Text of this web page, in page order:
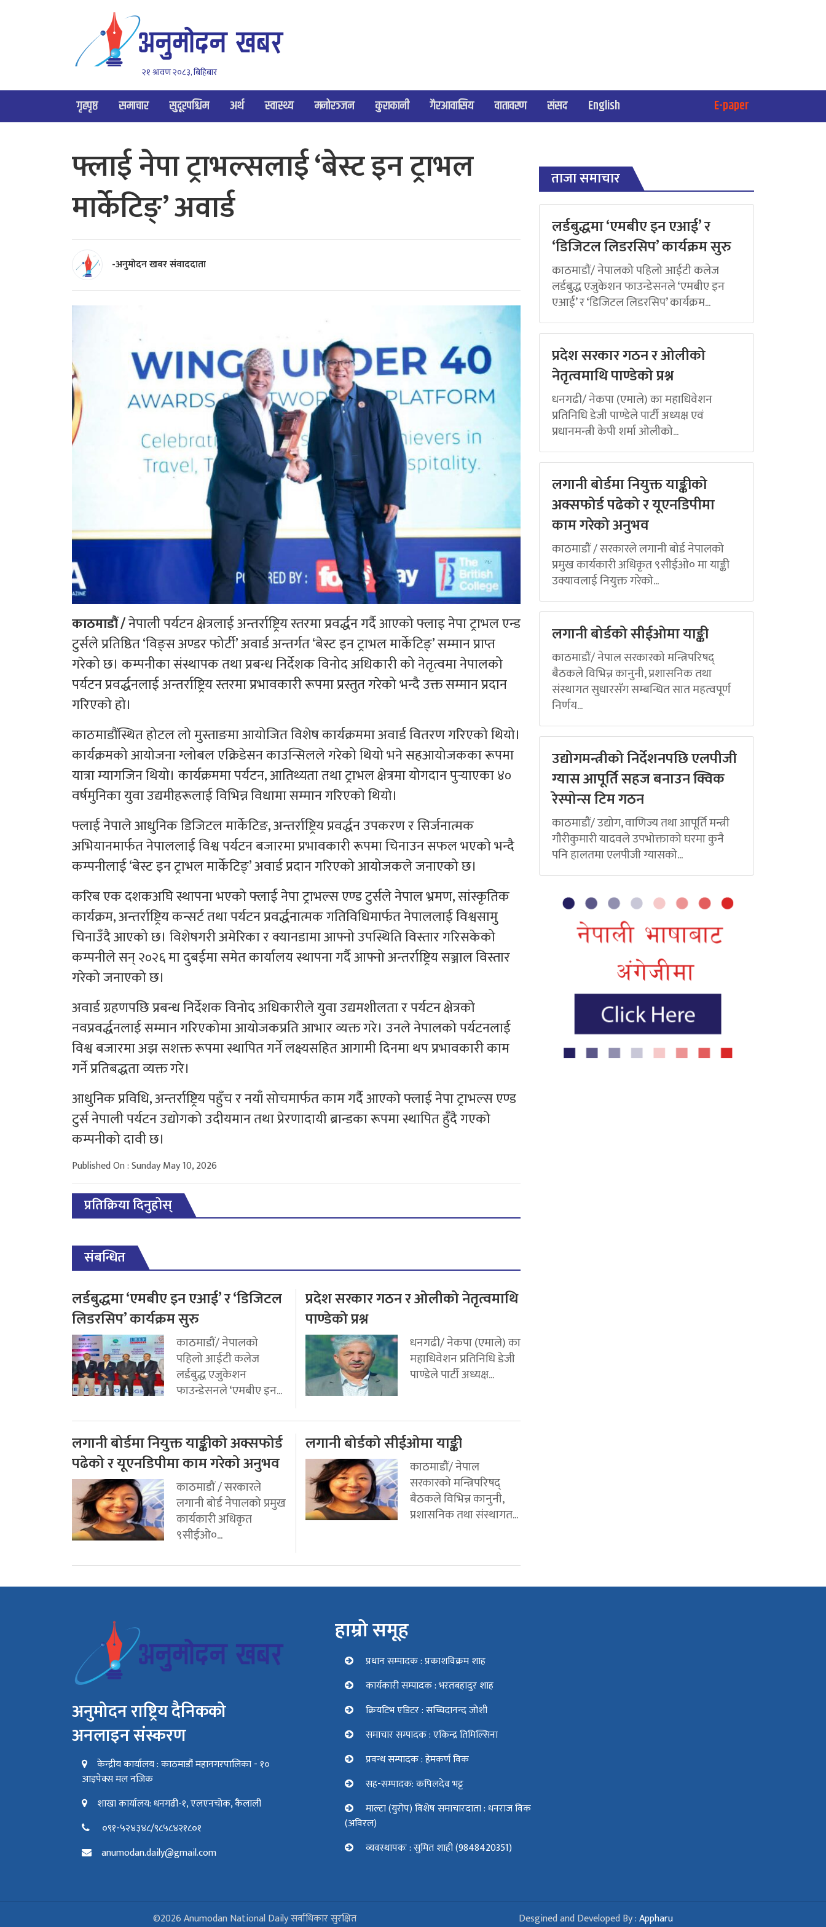
२१ श्रावण २०८३, बिहिबार
गृहपृष्ठ समाचार सुदूरपश्चिम अर्थ स्वास्थ्य मनोरञ्जन कुराकानी गैरआवासिय वातावरण संसद English E-paper
फ्लाई नेपा ट्राभल्सलाई ‘बेस्ट इन ट्राभल
मार्केटिङ्’ अवार्ड
-अनुमोदन खबर संवाददाता
काठमाडौं /नेपाली पर्यटन क्षेत्रलाई अन्तर्राष्ट्रिय स्तरमा प्रवर्द्धन गर्दै आएको फ्लाइ नेपा ट्राभल एन्ड
टुर्सले प्रतिष्ठित ‘विङ्स अण्डर फोर्टी’ अवार्ड अन्तर्गत ‘बेस्ट इन ट्राभल मार्केटिङ्’ सम्मान प्राप्त
गरेको छ। कम्पनीका संस्थापक तथा प्रबन्ध निर्देशक विनोद अधिकारी को नेतृत्वमा नेपालको
पर्यटन प्रवर्द्धनलाई अन्तर्राष्ट्रिय स्तरमा प्रभावकारी रूपमा प्रस्तुत गरेको भन्दै उक्त सम्मान प्रदान
गरिएको हो।
काठमाडौंस्थित होटल लो मुस्ताङमा आयोजित विशेष कार्यक्रममा अवार्ड वितरण गरिएको थियो।
कार्यक्रमको आयोजना ग्लोबल एक्रिडेसन काउन्सिलले गरेको थियो भने सहआयोजकका रूपमा
यात्रा म्यागजिन थियो। कार्यक्रममा पर्यटन, आतिथ्यता तथा ट्राभल क्षेत्रमा योगदान पुर्‍याएका ४०
वर्षमुनिका युवा उद्यमीहरूलाई विभिन्न विधामा सम्मान गरिएको थियो।
फ्लाई नेपाले आधुनिक डिजिटल मार्केटिङ, अन्तर्राष्ट्रिय प्रवर्द्धन उपकरण र सिर्जनात्मक
अभियानमार्फत नेपाललाई विश्व पर्यटन बजारमा प्रभावकारी रूपमा चिनाउन सफल भएको भन्दै
कम्पनीलाई ‘बेस्ट इन ट्राभल मार्केटिङ्’ अवार्ड प्रदान गरिएको आयोजकले जनाएको छ।
करिब एक दशकअघि स्थापना भएको फ्लाई नेपा ट्राभल्स एण्ड टुर्सले नेपाल भ्रमण, सांस्कृतिक
कार्यक्रम, अन्तर्राष्ट्रिय कन्सर्ट तथा पर्यटन प्रवर्द्धनात्मक गतिविधिमार्फत नेपाललाई विश्वसामु
चिनाउँदै आएको छ। विशेषगरी अमेरिका र क्यानडामा आफ्नो उपस्थिति विस्तार गरिसकेको
कम्पनीले सन् २०२६ मा दुबईमा समेत कार्यालय स्थापना गर्दै आफ्नो अन्तर्राष्ट्रिय सञ्जाल विस्तार
गरेको जनाएको छ।
अवार्ड ग्रहणपछि प्रबन्ध निर्देशक विनोद अधिकारीले युवा उद्यमशीलता र पर्यटन क्षेत्रको
नवप्रवर्द्धनलाई सम्मान गरिएकोमा आयोजकप्रति आभार व्यक्त गरे। उनले नेपालको पर्यटनलाई
विश्व बजारमा अझ सशक्त रूपमा स्थापित गर्ने लक्ष्यसहित आगामी दिनमा थप प्रभावकारी काम
गर्ने प्रतिबद्धता व्यक्त गरे।
आधुनिक प्रविधि, अन्तर्राष्ट्रिय पहुँच र नयाँ सोचमार्फत काम गर्दै आएको फ्लाई नेपा ट्राभल्स एण्ड
टुर्स नेपाली पर्यटन उद्योगको उदीयमान तथा प्रेरणादायी ब्रान्डका रूपमा स्थापित हुँदै गएको
कम्पनीको दावी छ।
Published On : Sunday May 10, 2026
प्रतिक्रिया दिनुहोस्
संबन्धित
लर्डबुद्धमा ‘एमबीए इन एआई’ र ‘डिजिटल
लिडरसिप’ कार्यक्रम सुरु
काठमाडौं/ नेपालको
पहिलो आईटी कलेज
लर्डबुद्ध एजुकेशन
फाउन्डेसनले ‘एमबीए इन...
प्रदेश सरकार गठन र ओलीको नेतृत्वमाथि
पाण्डेको प्रश्न
धनगढी/ नेकपा (एमाले) का
महाधिवेशन प्रतिनिधि डेजी
पाण्डेले पार्टी अध्यक्ष...
लगानी बोर्डमा नियुक्त याङ्कीको अक्सफोर्ड
पढेको र यूएनडिपीमा काम गरेको अनुभव
काठमाडौं / सरकारले
लगानी बोर्ड नेपालको प्रमुख
कार्यकारी अधिकृत
९सीईओ०...
लगानी बोर्डको सीईओमा याङ्की
काठमाडौं/ नेपाल
सरकारको मन्त्रिपरिषद्
बैठकले विभिन्न कानुनी,
प्रशासनिक तथा संस्थागत...
ताजा समाचार
लर्डबुद्धमा ‘एमबीए इन एआई’ र
‘डिजिटल लिडरसिप’ कार्यक्रम सुरु
काठमाडौं/ नेपालको पहिलो आईटी कलेज
लर्डबुद्ध एजुकेशन फाउन्डेसनले ‘एमबीए इन
एआई’ र ‘डिजिटल लिडरसिप’ कार्यक्रम...
प्रदेश सरकार गठन र ओलीको
नेतृत्वमाथि पाण्डेको प्रश्न
धनगढी/ नेकपा (एमाले) का महाधिवेशन
प्रतिनिधि डेजी पाण्डेले पार्टी अध्यक्ष एवं
प्रधानमन्त्री केपी शर्मा ओलीको...
लगानी बोर्डमा नियुक्त याङ्कीको
अक्सफोर्ड पढेको र यूएनडिपीमा
काम गरेको अनुभव
काठमाडौं / सरकारले लगानी बोर्ड नेपालको
प्रमुख कार्यकारी अधिकृत ९सीईओ० मा याङ्की
उक्यावलाई नियुक्त गरेको...
लगानी बोर्डको सीईओमा याङ्की
काठमाडौं/ नेपाल सरकारको मन्त्रिपरिषद्
बैठकले विभिन्न कानुनी, प्रशासनिक तथा
संस्थागत सुधारसँग सम्बन्धित सात महत्वपूर्ण
निर्णय...
उद्योगमन्त्रीको निर्देशनपछि एलपीजी
ग्यास आपूर्ति सहज बनाउन क्विक
रेस्पोन्स टिम गठन
काठमाडौं/ उद्योग, वाणिज्य तथा आपूर्ति मन्त्री
गौरीकुमारी यादवले उपभोक्ताको घरमा कुनै
पनि हालतमा एलपीजी ग्यासको...
अनुमोदन राष्ट्रिय दैनिकको
अनलाइन संस्करण
केन्द्रीय कार्यालय : काठमाडौं महानगरपालिका - १०
आइपेक्स मल नजिक
शाखा कार्यालय: धनगढी-१, एलएनचोक, कैलाली
०९१-५२४३४८/९८५८४२१८०१
anumodan.daily@gmail.com
हाम्रो समूह
प्रधान सम्पादक : प्रकाशविक्रम शाह
कार्यकारी सम्पादक : भरतबहादुर शाह
क्रियटिभ एडिटर : सच्चिदानन्द जोशी
समाचार सम्पादक : एकिन्द्र तिमिल्सिना
प्रवन्ध सम्पादक : हेमकर्ण विक
सह-सम्पादक: कपिलदेव भट्ट
माल्टा (युरोप) विशेष समाचारदाता : धनराज विक
(अविरल)
व्यवस्थापकः : सुमित शाही (9848420351)
©2026 Anumodan National Daily सर्वाधिकार सुरक्षित Desgined and Developed By :Appharu